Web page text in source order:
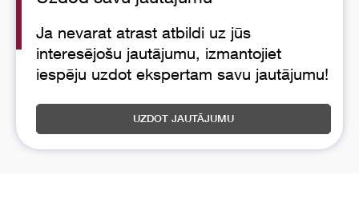
Ja nevarat atrast atbildi uz jūs
interesējošu jautājumu, izmantojiet
iespēju uzdot ekspertam savu jautājumu!
UZDOT JAUTĀJUMU